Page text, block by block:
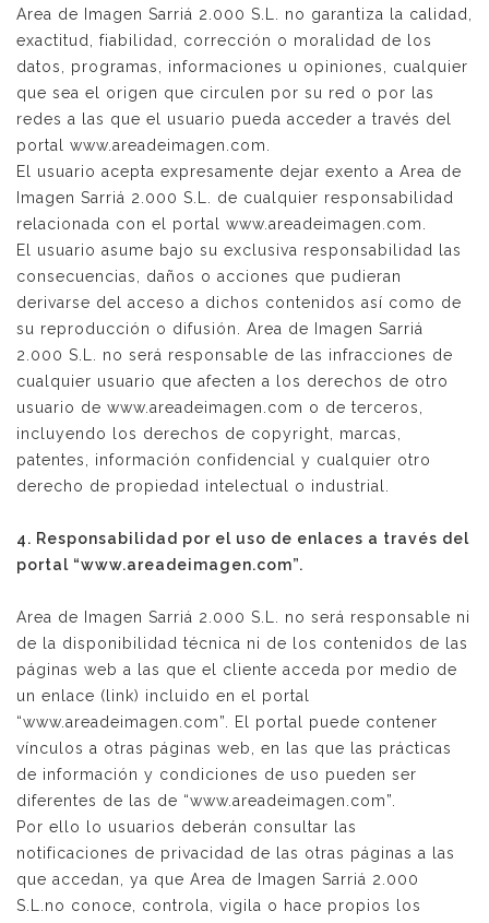
Area de Imagen Sarriá 2.000 S.L. no garantiza la calidad,
exactitud, fiabilidad, corrección o moralidad de los
datos, programas, informaciones u opiniones, cualquier
que sea el origen que circulen por su red o por las
redes a las que el usuario pueda acceder a través del
portal www.areadeimagen.com.
El usuario acepta expresamente dejar exento a Area de
Imagen Sarriá 2.000 S.L. de cualquier responsabilidad
relacionada con el portal www.areadeimagen.com.
El usuario asume bajo su exclusiva responsabilidad las
consecuencias, daños o acciones que pudieran
derivarse del acceso a dichos contenidos así como de
su reproducción o difusión. Area de Imagen Sarriá
2.000 S.L. no será responsable de las infracciones de
cualquier usuario que afecten a los derechos de otro
usuario de www.areadeimagen.com o de terceros,
incluyendo los derechos de copyright, marcas,
patentes, información confidencial y cualquier otro
derecho de propiedad intelectual o industrial.
4. Responsabilidad por el uso de enlaces a través del
portal “www.areadeimagen.com”.
Area de Imagen Sarriá 2.000 S.L. no será responsable ni
de la disponibilidad técnica ni de los contenidos de las
páginas web a las que el cliente acceda por medio de
un enlace (link) incluido en el portal
“www.areadeimagen.com”. El portal puede contener
vínculos a otras páginas web, en las que las prácticas
de información y condiciones de uso pueden ser
diferentes de las de “www.areadeimagen.com”.
Por ello lo usuarios deberán consultar las
notificaciones de privacidad de las otras páginas a las
que accedan, ya que Area de Imagen Sarriá 2.000
S.L.no conoce, controla, vigila o hace propios los